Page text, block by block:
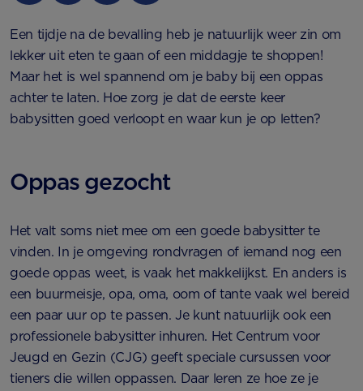
Een tijdje na de bevalling heb je natuurlijk weer zin om
lekker uit eten te gaan of een middagje te shoppen!
Maar het is wel spannend om je baby bij een oppas
achter te laten. Hoe zorg je dat de eerste keer
babysitten goed verloopt en waar kun je op letten?
Oppas gezocht
Het valt soms niet mee om een goede babysitter te
vinden. In je omgeving rondvragen of iemand nog een
goede oppas weet, is vaak het makkelijkst. En anders is
een buurmeisje, opa, oma, oom of tante vaak wel bereid
een paar uur op te passen. Je kunt natuurlijk ook een
professionele babysitter inhuren. Het Centrum voor
Jeugd en Gezin (CJG) geeft speciale cursussen voor
tieners die willen oppassen. Daar leren ze hoe ze je